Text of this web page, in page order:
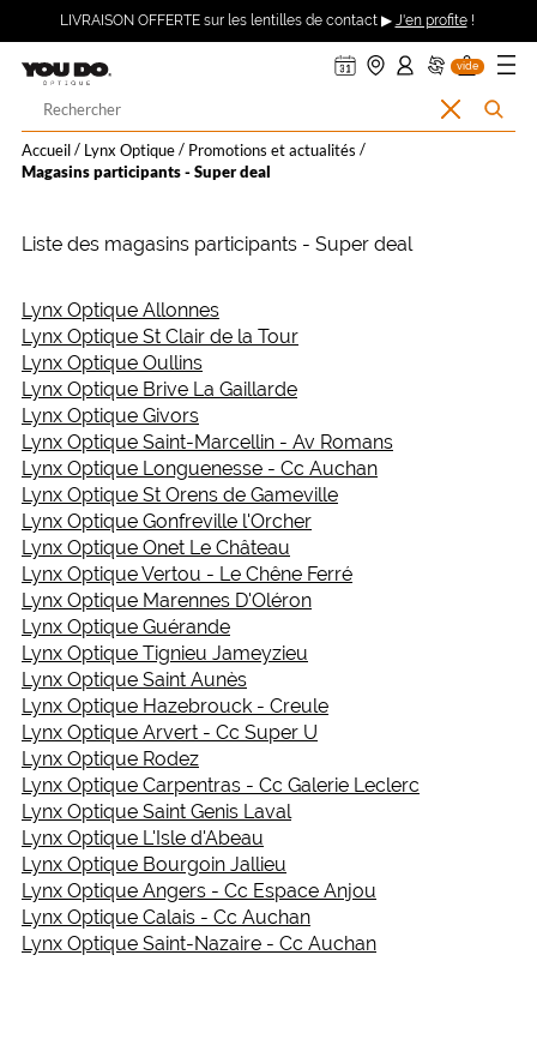
LIVRAISON OFFERTE sur les lentilles de contact ▶ J'en profite!
Opticien
LYNX
OPTIQUE
et
YOU
DO
Votre
recherche
Effacer
la
Rechercher
vide
le
menu
Accueil Lynx Optique
Promotions et actualités
Magasins participants - Super deal
Liste des magasins participants - Super deal
Lynx Optique Allonnes
Lynx Optique St Clair de la Tour
Lynx Optique Oullins
Lynx Optique Brive La Gaillarde
Lynx Optique Givors
Lynx Optique Saint-Marcellin - Av Romans
Lynx Optique Longuenesse - Cc Auchan
Lynx Optique St Orens de Gameville
Lynx Optique Gonfreville l'Orcher
Lynx Optique Onet Le Château
Lynx Optique Vertou - Le Chêne Ferré
Lynx Optique Marennes D'Oléron
Lynx Optique Guérande
Lynx Optique Tignieu Jameyzieu
Lynx Optique Saint Aunès
Lynx Optique Hazebrouck - Creule
Lynx Optique Arvert - Cc Super U
Lynx Optique Rodez
Lynx Optique Carpentras - Cc Galerie Leclerc
Lynx Optique Saint Genis Laval
Lynx Optique L'Isle d'Abeau
Lynx Optique Bourgoin Jallieu
Lynx Optique Angers - Cc Espace Anjou
Lynx Optique Calais - Cc Auchan
Lynx Optique Saint-Nazaire - Cc Auchan
Retour
l’accueil